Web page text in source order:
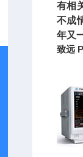
有相
不成
年又
致远